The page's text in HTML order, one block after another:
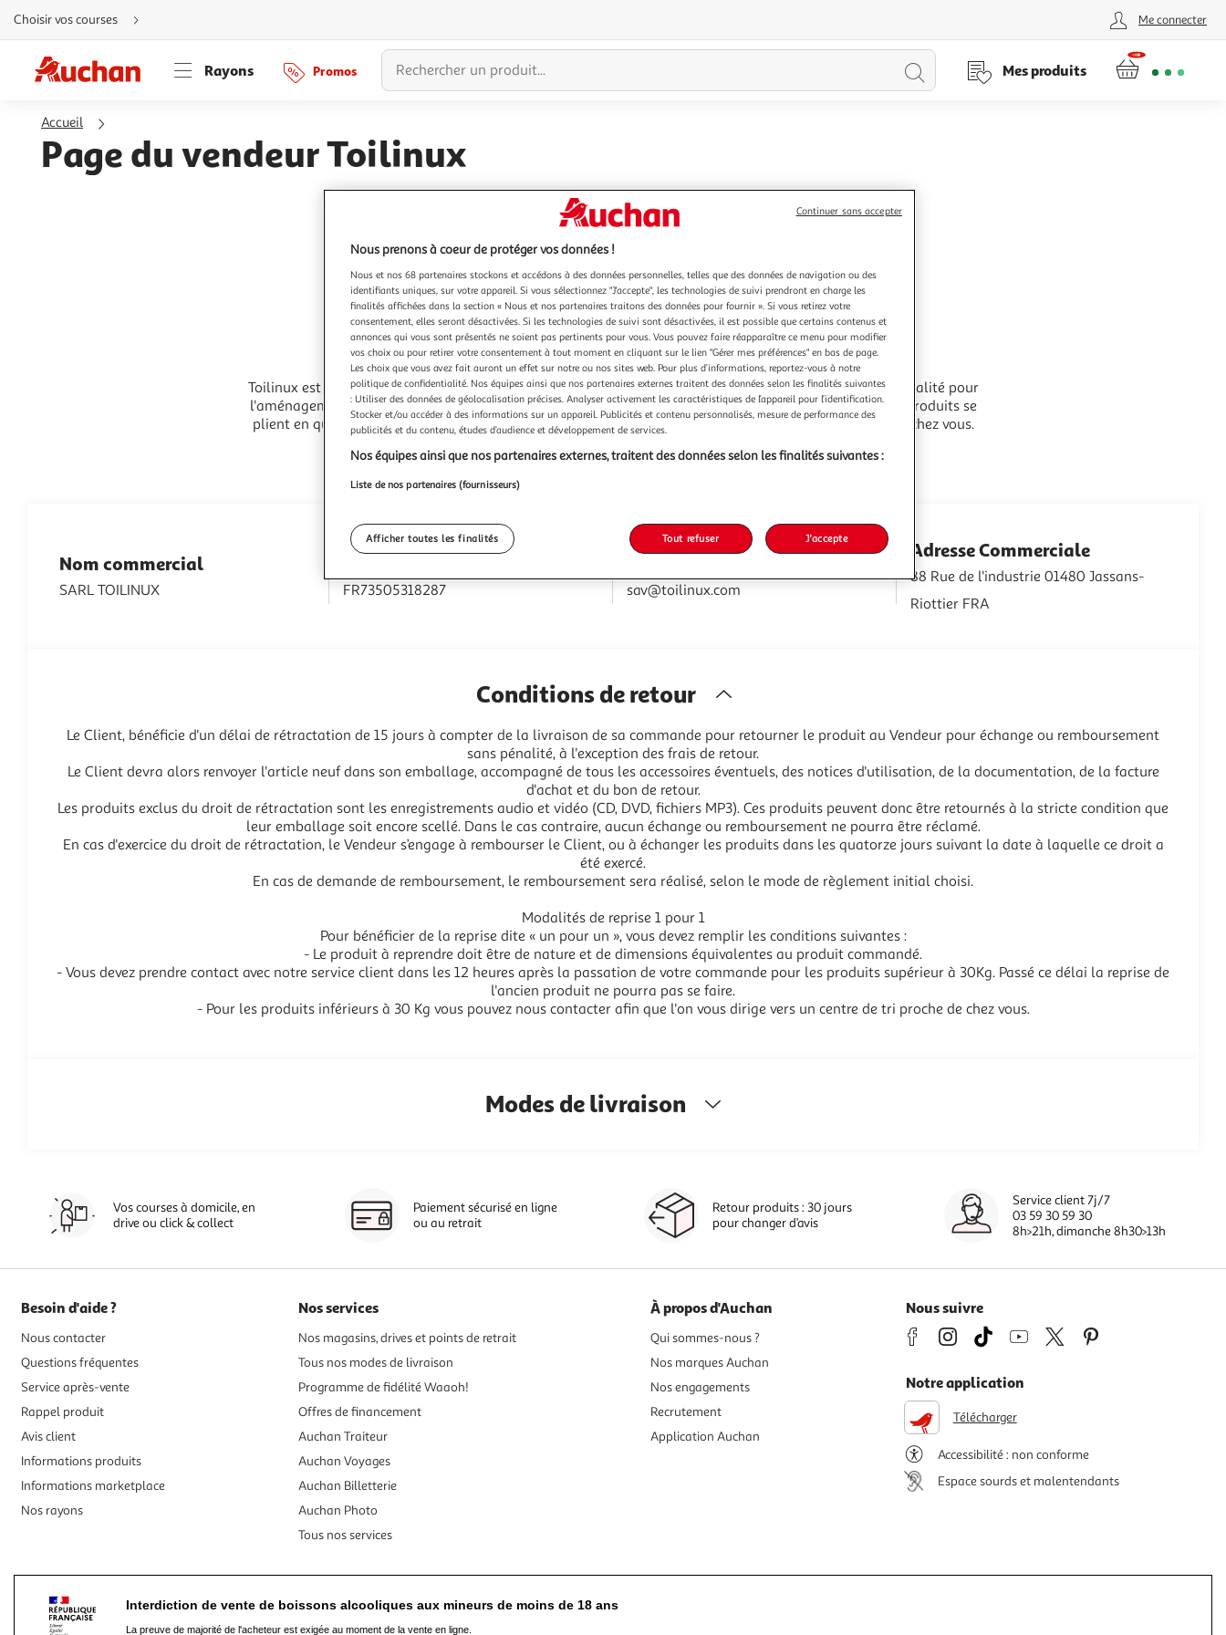
Aller
directement
au
Aller
directement
à
Aller
navigation
Choisir vos courses Me connecter
Rayons Promos
Lancer
Mes produits
Accueil
Page du vendeur Toilinux
Toilinux est le spécialiste de la déco. Depuis 2008, nous vous proposons un large choix de produits de qualité pour
l'aménagement et la déco de votre intérieur mais aussi de l'extérieur de votre maison. Nos spécialistes produits se
plient en quatre pour dénicher des articles utiles, agréables à regarder et qui prendront joliment place chez vous.
Contactez le vendeur
Télécharger le bon de retour
Voir les Conditions générales de vente du vendeur
Nom commercial
SARL TOILINUX FR73505318287 sav@toilinux.com
Adresse Commerciale
88 Rue de l'industrie 01480 Jassans-
Riottier FRA
Conditions de retour
Le Client, bénéficie d'un délai de rétractation de 15 jours à compter de la livraison de sa commande pour retourner le produit au Vendeur pour échange ou remboursement
sans pénalité, à l'exception des frais de retour.
Le Client devra alors renvoyer l'article neuf dans son emballage, accompagné de tous les accessoires éventuels, des notices d'utilisation, de la documentation, de la facture
d'achat et du bon de retour.
Les produits exclus du droit de rétractation sont les enregistrements audio et vidéo (CD, DVD, fichiers MP3). Ces produits peuvent donc être retournés à la stricte condition que
leur emballage soit encore scellé. Dans le cas contraire, aucun échange ou remboursement ne pourra être réclamé.
En cas d'exercice du droit de rétractation, le Vendeur s’engage à rembourser le Client, ou à échanger les produits dans les quatorze jours suivant la date à laquelle ce droit a
été exercé.
En cas de demande de remboursement, le remboursement sera réalisé, selon le mode de règlement initial choisi.
Modalités de reprise 1 pour 1
Pour bénéficier de la reprise dite « un pour un », vous devez remplir les conditions suivantes :
- Le produit à reprendre doit être de nature et de dimensions équivalentes au produit commandé.
- Vous devez prendre contact avec notre service client dans les 12 heures après la passation de votre commande pour les produits supérieur à 30Kg. Passé ce délai la reprise de
l'ancien produit ne pourra pas se faire.
- Pour les produits inférieurs à 30 Kg vous pouvez nous contacter afin que l'on vous dirige vers un centre de tri proche de chez vous.
Modes de livraison
Vos courses à domicile, en
drive ou click & collect
Paiement sécurisé en ligne
ou au retrait
Retour produits : 30 jours
pour changer d’avis
Service client 7j/7
03 59 30 59 30
8h>21h, dimanche 8h30>13h
Besoin d'aide ?
Nous contacter
Questions fréquentes
Service après-vente
Rappel produit
Avis client
Informations produits
Informations marketplace
Nos rayons
Nos services
Nos magasins, drives et points de retrait
Tous nos modes de livraison
Programme de fidélité Waaoh!
Offres de financement
Auchan Traiteur
Auchan Voyages
Auchan Billetterie
Auchan Photo
Tous nos services
À propos d'Auchan
Qui sommes-nous ?
Nos marques Auchan
Nos engagements
Recrutement
Application Auchan
Nous suivre
Notre application
Télécharger
Accessibilité : non conforme
Espace sourds et malentendants
Interdiction de vente de boissons alcooliques aux mineurs de moins de 18 ans
La preuve de majorité de l'acheteur est exigée au moment de la vente en ligne.
Nous prenons à coeur de protéger vos données !
Nous et nos 68 partenaires stockons et accédons à des données personnelles, telles que des données de navigation ou des
identifiants uniques, sur votre appareil. Si vous sélectionnez "J'accepte", les technologies de suivi prendront en charge les
finalités affichées dans la section « Nous et nos partenaires traitons des données pour fournir ». Si vous retirez votre
consentement, elles seront désactivées. Si les technologies de suivi sont désactivées, il est possible que certains contenus et
annonces qui vous sont présentés ne soient pas pertinents pour vous. Vous pouvez faire réapparaître ce menu pour modifier
vos choix ou pour retirer votre consentement à tout moment en cliquant sur le lien "Gérer mes préférences" en bas de page.
Les choix que vous avez fait auront un effet sur notre ou nos sites web. Pour plus d’informations, reportez-vous à notre
politique de confidentialité. Nos équipes ainsi que nos partenaires externes traitent des données selon les finalités suivantes
: Utiliser des données de géolocalisation précises. Analyser activement les caractéristiques de l’appareil pour l’identification.
Stocker et/ou accéder à des informations sur un appareil. Publicités et contenu personnalisés, mesure de performance des
publicités et du contenu, études d’audience et développement de services.
Nos équipes ainsi que nos partenaires externes, traitent des données selon les finalités suivantes :
Liste de nos partenaires (fournisseurs)
Afficher toutes les finalités Tout refuser J'accepte
Continuer sans accepter